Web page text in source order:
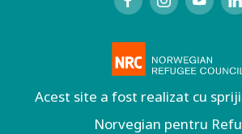
Acest site a fost realizat cu
Norvegian pentru